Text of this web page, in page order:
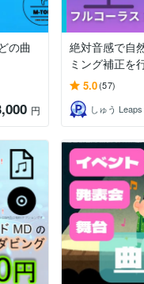
の曲
円
絶対音感で自
ミング補正を
5.0(57)